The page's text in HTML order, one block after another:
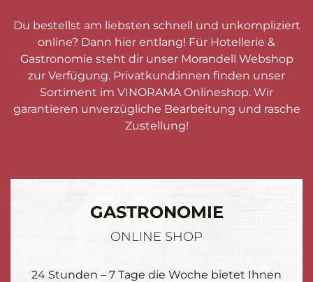
Du bestellst am liebsten schnell und unkompliziert
online? Dann hier entlang! Für Hotellerie &
Gastronomie steht dir unser Morandell Webshop
zur Verfügung. Privatkund:innen finden unser
Sortiment im VINORAMA Onlineshop. Wir
garantieren unverzügliche Bearbeitung und rasche
Zustellung!
GASTRONOMIE
ONLINE SHOP
24 Stunden – 7 Tage die Woche bietet Ihnen